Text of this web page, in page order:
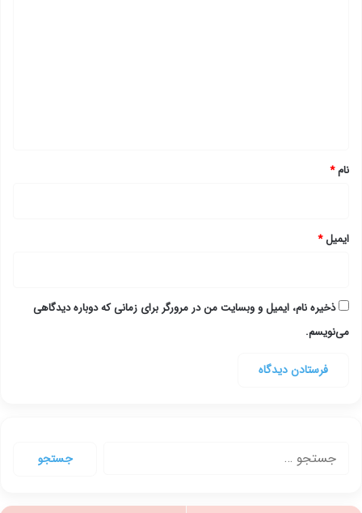
نام*
ایمیل*
ذخیره نام، ایمیل و وبسایت من در مرورگر برای زمانی که دوباره دیدگاهی
می‌نویسم.